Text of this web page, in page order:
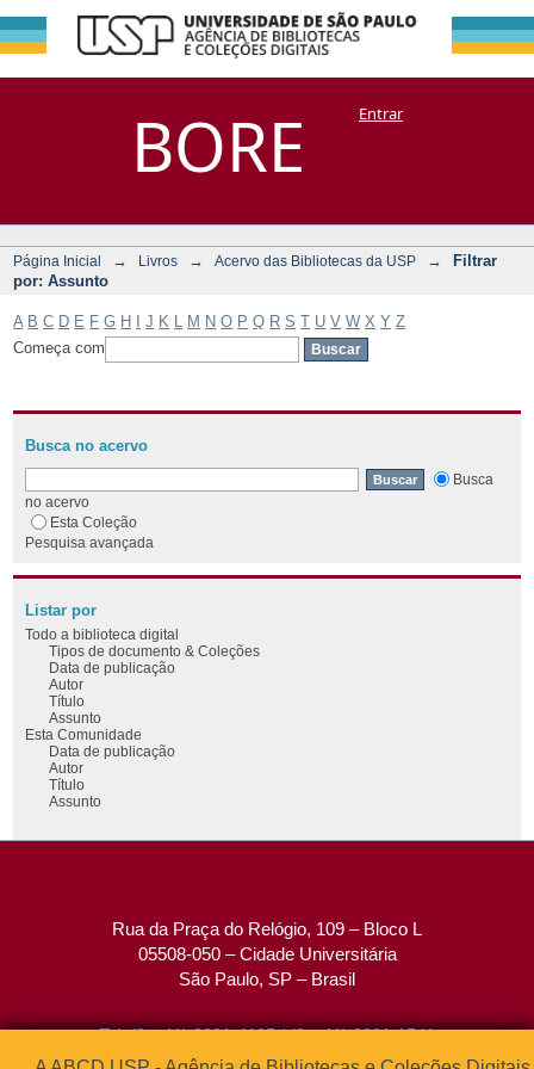
BORE
Filtrar por:
Assunto
DSpace/Manakin + CoriscoEntrar
Página Inicial → Livros → Acervo das Bibliotecas da USP →
Filtrar
por: Assunto
A B C D E F G H J K M N O P Q R S T U V W X Y Z
Começa com
Busca no acervo
Busca
no acervo
Esta Coleção
Pesquisa avançada
Listar por
Todo a biblioteca digital
Tipos de documento & Coleções
Data de publicação
Autor
Título
Assunto
Esta Comunidade
Data de publicação
Autor
Título
Assunto
Rua da Praça do Relógio, 109 – Bloco L
05508-050 – Cidade Universitária
São Paulo, SP – Brasil
Tel: (0xx11) 3091-4195 / (0xx11) 3091-1541
Fax: (0xx11) 3091-1567